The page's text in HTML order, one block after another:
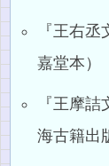
『王右
嘉堂本）
『王摩
海古籍出